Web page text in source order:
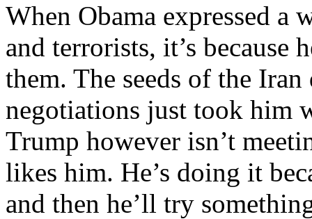
When Obama expressed a
and terrorists, it’s because
them. The seeds of the
negotiations just took him
Trump however isn’t
likes him. He’s doing it
and then he’ll try